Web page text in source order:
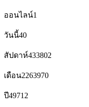
ออนไลน์1
วันนี้40
สัปดาห์433802
เดือน2263970
ปี49712